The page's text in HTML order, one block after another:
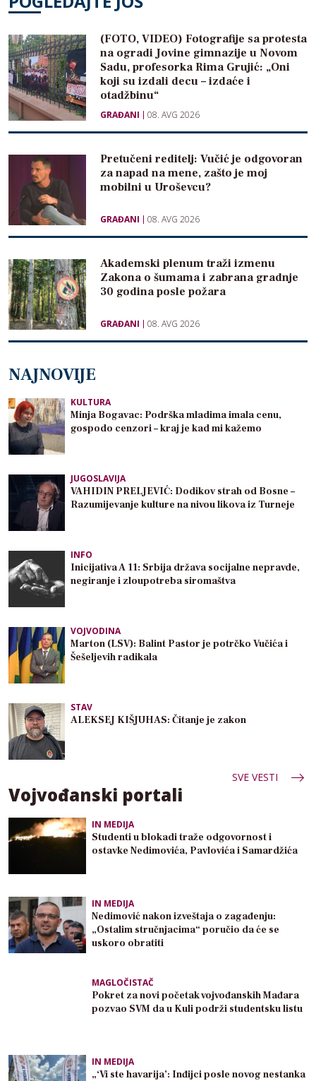
(FOTO, VIDEO) Fotografije sa protesta
na ogradi Jovine gimnazije u Novom
Sadu, profesorka Rima Grujić: „Oni
koji su izdali decu – izdaće i
otadžbinu“
GRAĐANI 08. AVG 2026
Pretučeni reditelj: Vučić je odgovoran
za napad na mene, zašto je moj
mobilni u Uroševcu?
GRAĐANI 08. AVG 2026
Akademski plenum traži izmenu
Zakona o šumama i zabrana gradnje
30 godina posle požara
GRAĐANI 08. AVG 2026
NAJNOVIJE
KULTURA
Minja Bogavac: Podrška mladima imala cenu,
gospodo cenzori – kraj je kad mi kažemo
JUGOSLAVIJA
VAHIDIN PRELJEVIĆ: Dodikov strah od Bosne –
Razumijevanje kulture na nivou likova iz Turneje
INFO
Inicijativa A 11: Srbija država socijalne nepravde,
negiranje i zloupotreba siromaštva
VOJVODINA
Marton (LSV): Balint Pastor je potrčko Vučića i
Šešeljevih radikala
STAV
ALEKSEJ KIŠJUHAS: Čitanje je zakon
SVE VESTI
Vojvođanski portali
IN MEDIJA
Studenti u blokadi traže odgovornost i
ostavke Nedimovića, Pavlovića i Samardžića
IN MEDIJA
Nedimović nakon izveštaja o zagađenju:
„Ostalim stručnjacima“ poručio da će se
uskoro obratiti
MAGLOČISTAČ
Pokret za novi početak vojvođanskih Mađara
pozvao SVM da u Kuli podrži studentsku listu
IN MEDIJA
„‘Vi ste havarija’: Inđijci posle novog nestanka